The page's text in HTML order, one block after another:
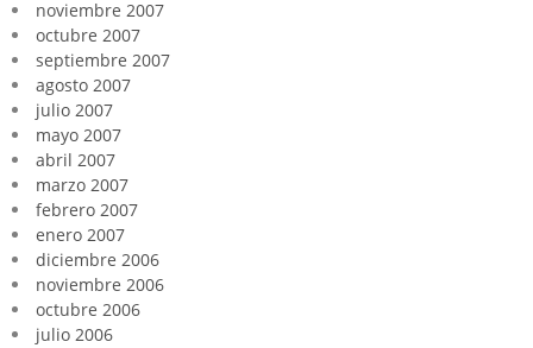
noviembre 2007
octubre 2007
septiembre 2007
agosto 2007
julio 2007
mayo 2007
abril 2007
marzo 2007
febrero 2007
enero 2007
diciembre 2006
noviembre 2006
octubre 2006
julio 2006